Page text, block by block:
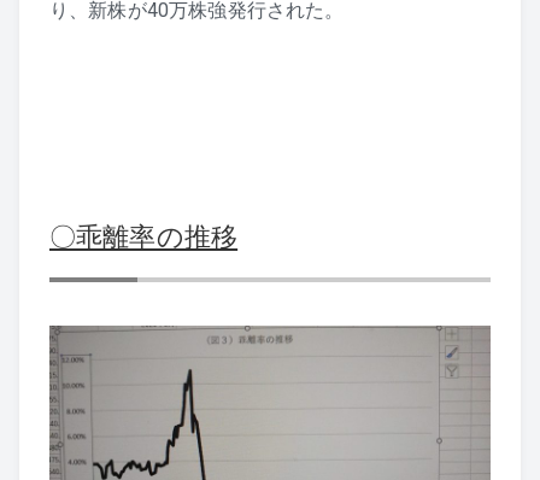
り、新株が40万株強発行された。
〇乖離率の推移